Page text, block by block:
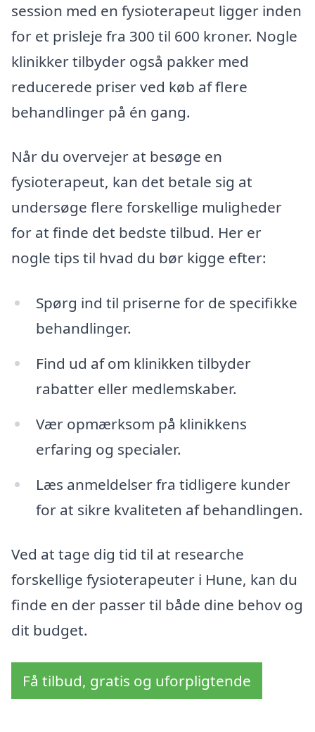
session med en fysioterapeut ligger inden
for et prisleje fra 300 til 600 kroner. Nogle
klinikker tilbyder også pakker med
reducerede priser ved køb af flere
behandlinger på én gang.
Når du overvejer at besøge en
fysioterapeut, kan det betale sig at
undersøge flere forskellige muligheder
for at finde det bedste tilbud. Her er
nogle tips til hvad du bør kigge efter:
Spørg ind til priserne for de specifikke
behandlinger.
Find ud af om klinikken tilbyder
rabatter eller medlemskaber.
Vær opmærksom på klinikkens
erfaring og specialer.
Læs anmeldelser fra tidligere kunder
for at sikre kvaliteten af behandlingen.
Ved at tage dig tid til at researche
forskellige fysioterapeuter i Hune, kan du
finde en der passer til både dine behov og
dit budget.
Få tilbud, gratis og uforpligtende